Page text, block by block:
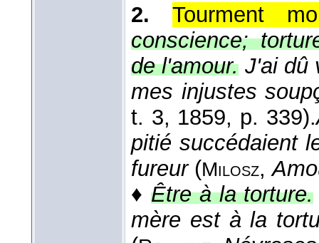
2.
Tourment
conscience;
de l'amour. J'ai dû
mes injustes
t. 3, 1859, p. 339).
pitié succédaient
fureur(Milosz,
♦Être à la torture.
mère est à la